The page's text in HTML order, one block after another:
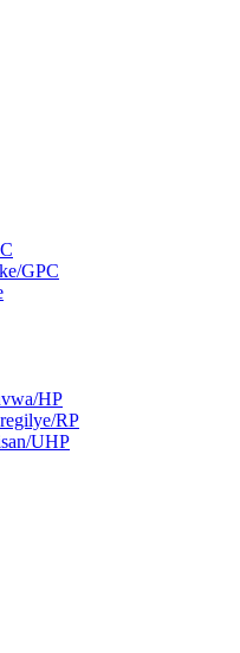
GPC
HP
RP
UHP